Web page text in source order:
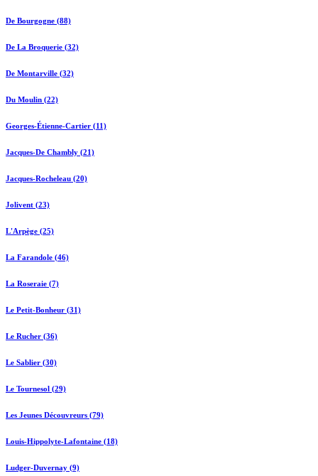
De Bourgogne (88)
De La Broquerie (32)
De Montarville (32)
Du Moulin (22)
Georges-Étienne-Cartier (11)
Jacques-De Chambly (21)
Jacques-Rocheleau (20)
Jolivent (23)
L'Arpège (25)
La Farandole (46)
La Roseraie (7)
Le Petit-Bonheur (31)
Le Rucher (36)
Le Sablier (30)
Le Tournesol (29)
Les Jeunes Découvreurs (79)
Louis-Hippolyte-Lafontaine (18)
Ludger-Duvernay (9)